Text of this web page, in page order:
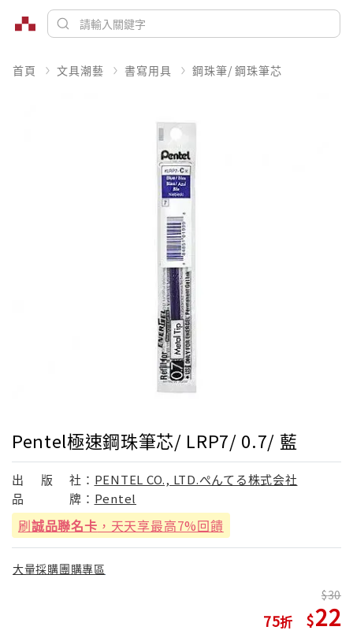
首頁 文具潮藝 書寫用具 鋼珠筆/ 鋼珠筆芯
Pentel極速鋼珠筆芯/ LRP7/ 0.7/ 藍
出 版 社： PENTEL CO., LTD.ぺんてる株式会社
品
牌： Pentel
刷誠品聯名卡 ，天天享最高7%回饋
大量採購團購專區
75
30
22